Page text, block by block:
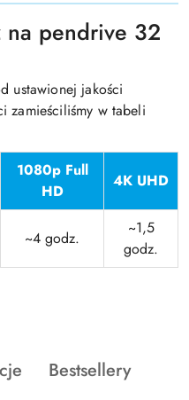
na pendrive 32
ustawionej jakości
zamieściliśmy w tabeli
1080p Full
HD
4K UHD
~4 godz.
~1,5
godz.
Produkty
Bestsellery